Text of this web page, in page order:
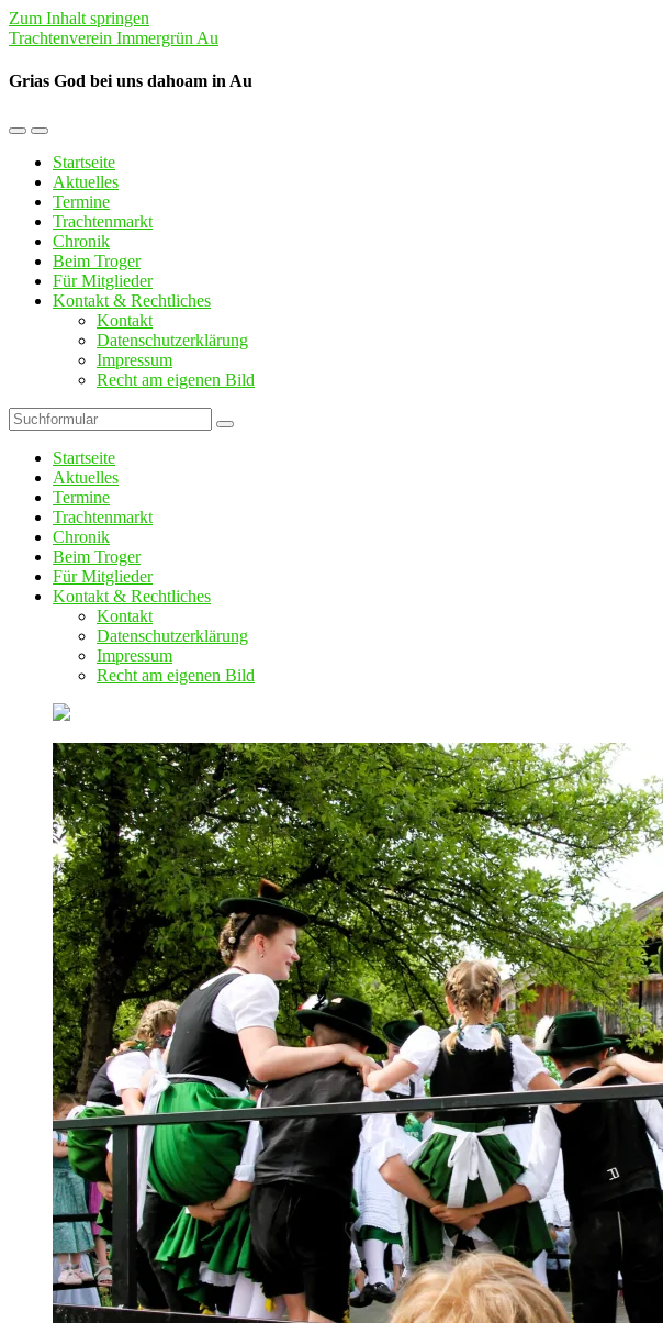
Zum Inhalt springen
Trachtenverein Immergrün Au
Grias God bei uns dahoam in Au
Mobil-
umschalten
Suchfeld
umschalten
Startseite
Aktuelles
Termine
Trachtenmarkt
Chronik
Beim Troger
Für Mitglieder
Kontakt & Rechtliches
Kontakt
Datenschutzerklärung
Impressum
Recht am eigenen Bild
Suchen
Startseite
Aktuelles
Termine
Trachtenmarkt
Chronik
Beim Troger
Für Mitglieder
Kontakt & Rechtliches
Kontakt
Datenschutzerklärung
Impressum
Recht am eigenen Bild